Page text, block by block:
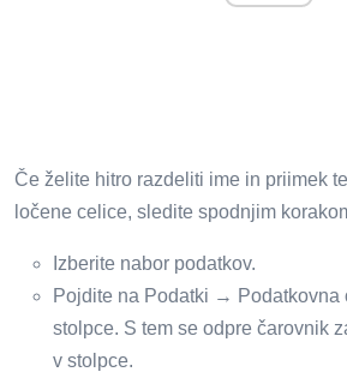
Če želite hitro razdeliti ime in priimek
ločene celice, sledite spodnjim
Izberite nabor podatkov.
Pojdite na Podatki →
stolpce. S tem se odpre čarovnik
v stolpce.